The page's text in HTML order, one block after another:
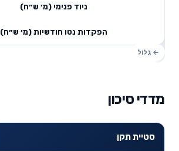
ניוד פנימי (מ׳ ש״ח)
הפקדות נטו חודשיות (מ׳ ש״ח)
מדדי סיכון
סטיית תקן